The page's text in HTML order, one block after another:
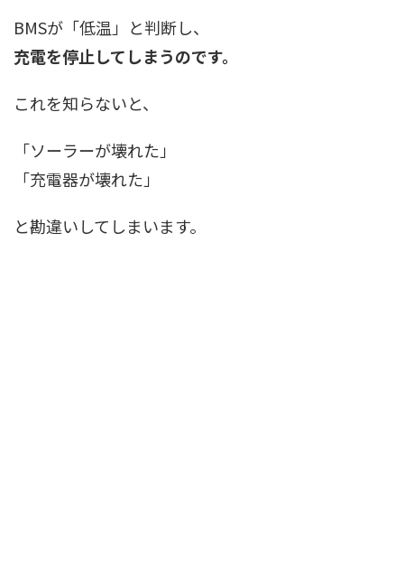
BMSが「低温」と判断し、
充電を停止してしまうのです。
これを知らないと、
「ソーラーが壊れた」
「充電器が壊れた」
と勘違いしてしまいます。